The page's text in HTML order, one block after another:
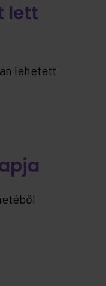
lett
lehetett
nálunk.